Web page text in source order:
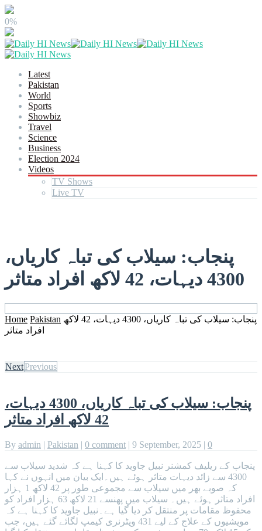
0%
Latest
Pakistan
World
Sports
Showbiz
Travel
Science
Business
Election 2024
Videos
TV Shows
Live TV
پنجاب: سیلاب کی تباہ کاریاں،
4300 دیہات، 42 لاکھ افراد متاثر
Home Pakistan پنجاب: سیلاب کی تباہ کاریاں، 4300 دیہات، 42 لاکھ
افراد متاثر
NextPrevious
پنجاب: سیلاب کی تباہ کاریاں، 4300 دیہات،
42 لاکھ افراد متاثر
By admin | Pakistan | 0 comment | 9 September, 2025 | 0
پنجاب کے ریلیف کمشنر نبیل جاوید کا کہنا ہے کہ شدید سیلاب سے
4300 سے زائد دیہات متاثر ہوئے ہیں۔ایک بیان میں انہوں نے کہا
کہ صوبے بھر میں سیلاب سے مجموعی طور پر 42 لاکھ 1 ہزار
افراد متاثر ہوئے ہیں۔ سیلاب میں پھنسے 21 لاکھ 63 ہزار افراد کو
محفوظ مقامات پر منتقل کر دیا گیا ہے۔نبیل جاوید کا کہنا ہے کہ
مویشیوں کے علاج کے لیے 431 ویٹرنری کیمپ لگائے گئے ہیں، جب